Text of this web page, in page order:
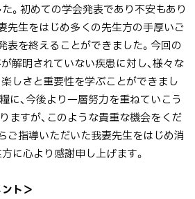
。初めての学会発表であり不安もあり
先生をはじめ多くの先生方の手厚いご
表を終えることができました。今回の
解明されていない疾患に対し、様々な
しさと重要性を学ぶことができまし
に、今後より一層努力を重ねていこう
ますが、このような貴重な機会をくだ
ご指導いただいた我妻先生をはじめ消
に心より感謝申し上げます。
ト＞